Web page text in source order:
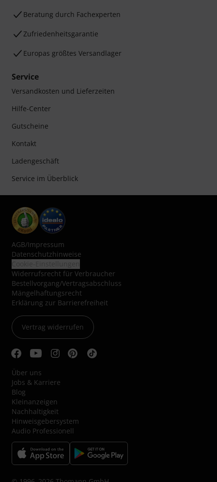
Beratung durch Fachexperten
Zufriedenheitsgarantie
Europas größtes Versandlager
Service
Versandkosten und Lieferzeiten
Hilfe-Center
Gutscheine
Kontakt
Ladengeschäft
Service im Überblick
AGB/Impressum
Datenschutzhinweise
Widerrufsrecht für Verbraucher
Bestellvorgang/Vertragsabschluss
Mängelhaftungsrecht
Erklärung zur Barrierefreiheit
Vertrag widerrufen
Über uns
Jobs & Karriere
Blog
Kleinanzeigen
Nachhaltigkeit
Hinweisgebersystem
Audio Professionell